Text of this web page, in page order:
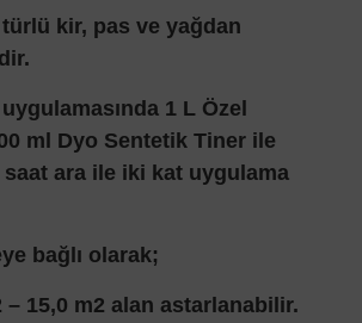
kir, pas ve yağdan
1 L Özel
ml Dyo Sentetik Tiner ile
ara ile iki kat uygulama
bağlı olarak;
– 15,0 m2 alan astarlanabilir.